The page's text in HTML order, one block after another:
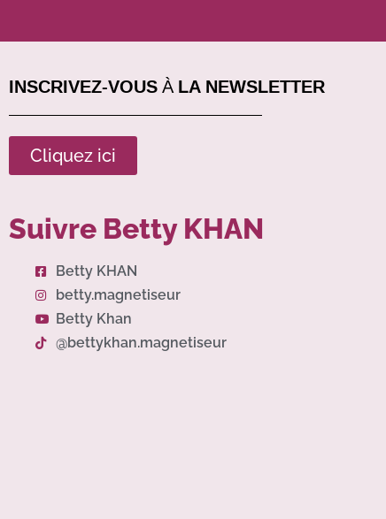
INSCRIVEZ-VOUS À LA NEWSLETTER
Cliquez ici
Suivre Betty KHAN
Betty KHAN
betty.magnetiseur
Betty Khan
@bettykhan.magnetiseur